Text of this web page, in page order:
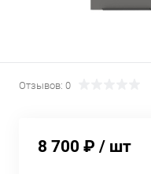
Отзывов: 0
8 700 ₽ / шт